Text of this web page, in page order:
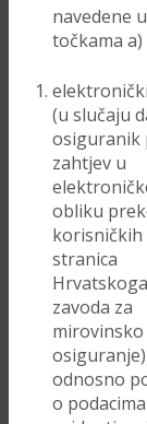
navedene u
točkama a)
(u slučaju
osiguranik
zahtjev u
obliku
korisničkih
stranica
Hrvatskoga
zavoda za
mirovinsko
osiguranje)
odnosno
o podacima